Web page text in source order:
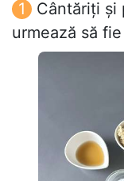
Cântăriți și
urmează să